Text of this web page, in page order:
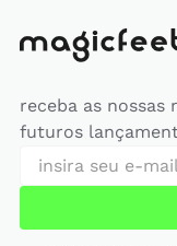
receba as nossas
futuros